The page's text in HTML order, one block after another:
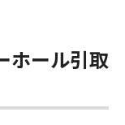
ホール引取